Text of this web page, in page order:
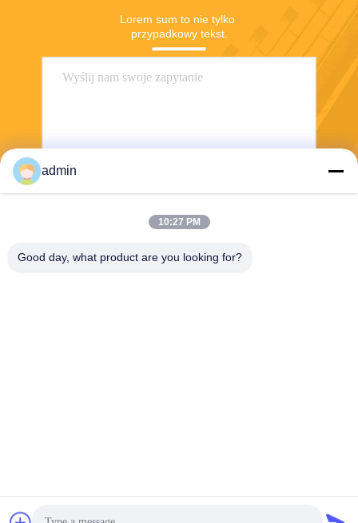
Lorem sum to nie tylko
przypadkowy tekst.
admin
10:27 PM
Good day, what product are you looking for?